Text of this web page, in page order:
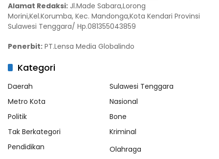
Alamat Redaksi: Jl.Made Sabara,Lorong
Morini,Kel.Korumba, Kec. Mandonga,Kota Kendari Provinsi
Sulawesi Tenggara/ Hp.081355043859
Penerbit: PT.Lensa Media Globalindo
Kategori
Daerah
Sulawesi Tenggara
Metro Kota
Nasional
Politik
Bone
Tak Berkategori
Kriminal
Pendidikan
Olahraga